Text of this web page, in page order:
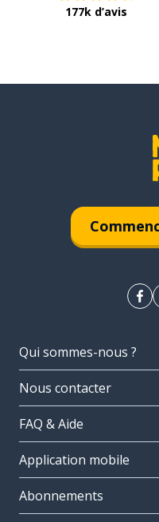
177k d’avis
Qui sommes-nous ?
Nous contacter
FAQ & Aide
Application mobile
Abonnements